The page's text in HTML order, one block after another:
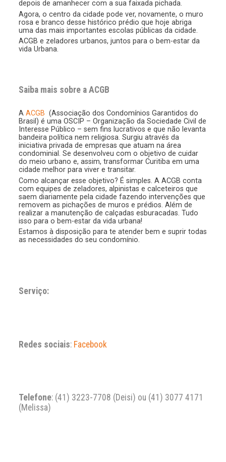
depois de amanhecer com a sua faixada pichada.
Agora, o centro da cidade pode ver, novamente, o muro
rosa e branco desse histórico prédio que hoje abriga
uma das mais importantes escolas públicas da cidade.
ACGB e zeladores urbanos, juntos para o bem-estar da
vida Urbana.
Saiba mais sobre a ACGB
AACGB(Associação dos Condomínios Garantidos do
Brasil) é uma OSCIP – Organização da Sociedade Civil de
Interesse Público – sem fins lucrativos e que não levanta
bandeira política nem religiosa. Surgiu através da
iniciativa privada de empresas que atuam na área
condominial. Se desenvolveu com o objetivo de cuidar
do meio urbano e, assim, transformar Curitiba em uma
cidade melhor para viver e transitar.
Como alcançar esse objetivo? É simples. A ACGB conta
com equipes de zeladores, alpinistas e calceteiros que
saem diariamente pela cidade fazendo intervenções que
removem as pichações de muros e prédios. Além de
realizar a manutenção de calçadas esburacadas. Tudo
isso para o bem-estar da vida urbana!
Estamos à disposição para te atender bem e suprir todas
as necessidades do seu condomínio.
Serviço:
Redes sociais: Facebook
Telefone: (41) 3223-7708 (Deisi) ou (41) 3077 4171
(Melissa)